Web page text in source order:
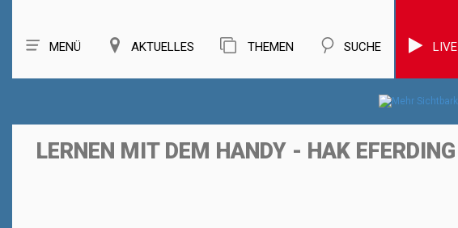
MENÜ AKTUELLES THEMEN SUCHE LIVE
LERNEN MIT DEM HANDY - HAK EFERDING